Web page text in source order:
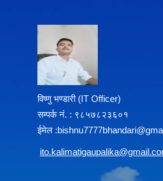
विष्णु भण्डारी (IT Officer)
सम्पर्क न‌ं. : ९८५७८२३६०१
ईमेल :b
i